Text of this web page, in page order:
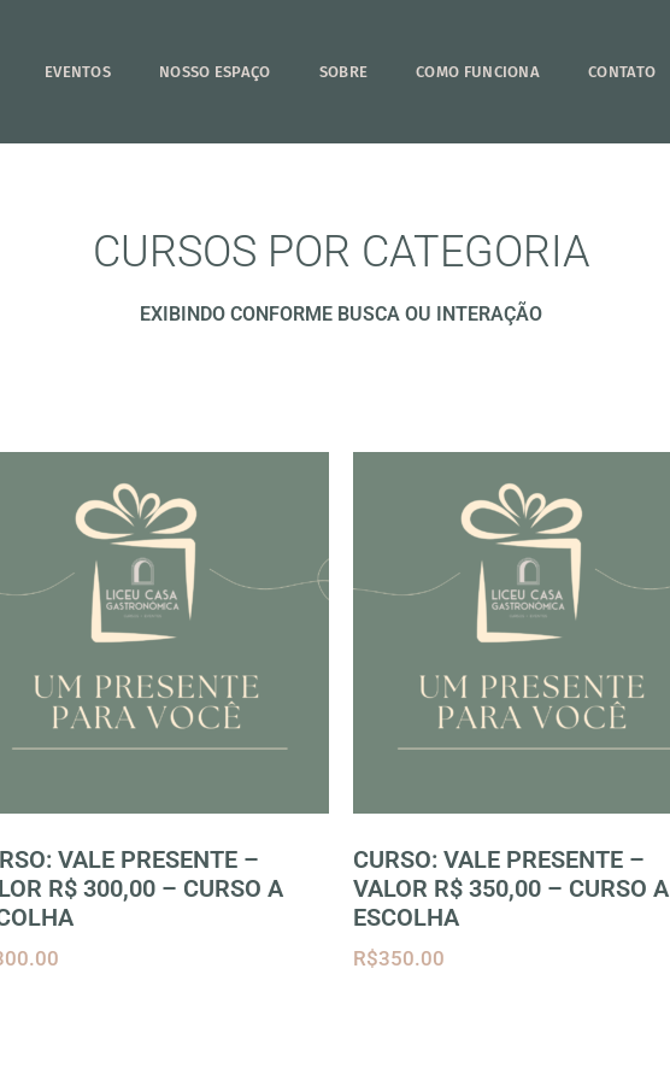
EVENTOS NOSSO ESPAÇO SOBRE COMO FUNCIONA CONTATO
CURSOS POR CATEGORIA
EXIBINDO CONFORME BUSCA OU INTERAÇÃO
VALE PRESENTE –
R$ 300,00 – CURSO A
CURSO: VALE PRESENTE –
VALOR R$ 350,00 – CURSO A
ESCOLHA
R$350.00